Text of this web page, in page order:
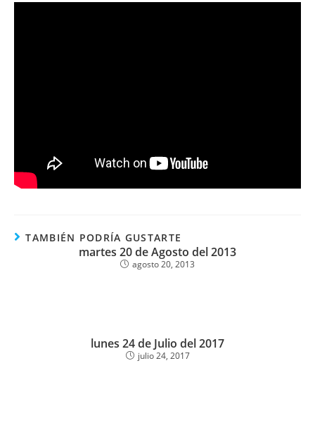
TAMBIÉN PODRÍA GUSTARTE
martes 20 de Agosto del 2013
agosto 20, 2013
lunes 24 de Julio del 2017
julio 24, 2017